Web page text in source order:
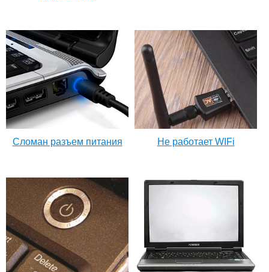
Сломан разъем питания Не работает WIFi